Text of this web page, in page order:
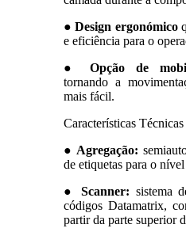
●Design ergonómico
e eficiência para o
●Opção de
tornando a
mais fácil.
Características Técnicas
● Agregação:
de etiquetas para o
● Scanner: sistema
códigos Datamatrix,
partir da parte superior